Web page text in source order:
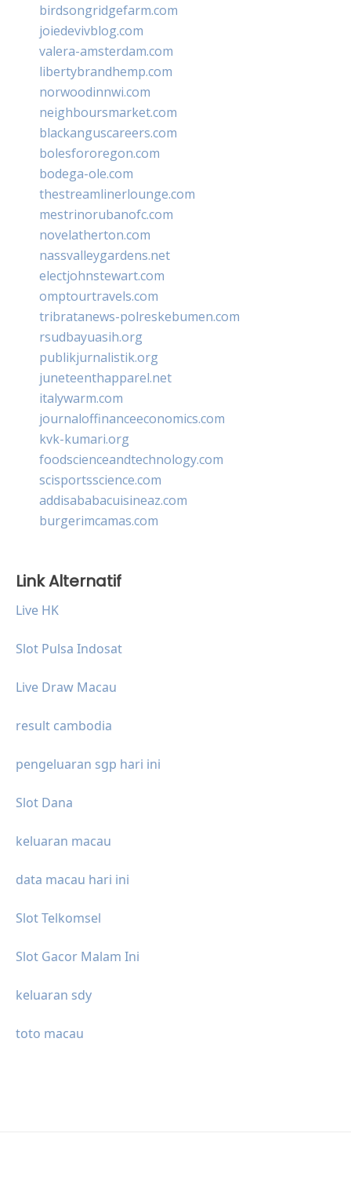
birdsongridgefarm.com
joiedevivblog.com
valera-amsterdam.com
libertybrandhemp.com
norwoodinnwi.com
neighboursmarket.com
blackanguscareers.com
bolesfororegon.com
bodega-ole.com
thestreamlinerlounge.com
mestrinorubanofc.com
novelatherton.com
nassvalleygardens.net
electjohnstewart.com
omptourtravels.com
tribratanews-polreskebumen.com
rsudbayuasih.org
publikjurnalistik.org
juneteenthapparel.net
italywarm.com
journaloffinanceeconomics.com
kvk-kumari.org
foodscienceandtechnology.com
scisportsscience.com
addisababacuisineaz.com
burgerimcamas.com
Link Alternatif
Live HK
Slot Pulsa Indosat
Live Draw Macau
result cambodia
pengeluaran sgp hari ini
Slot Dana
keluaran macau
data macau hari ini
Slot Telkomsel
Slot Gacor Malam Ini
keluaran sdy
toto macau